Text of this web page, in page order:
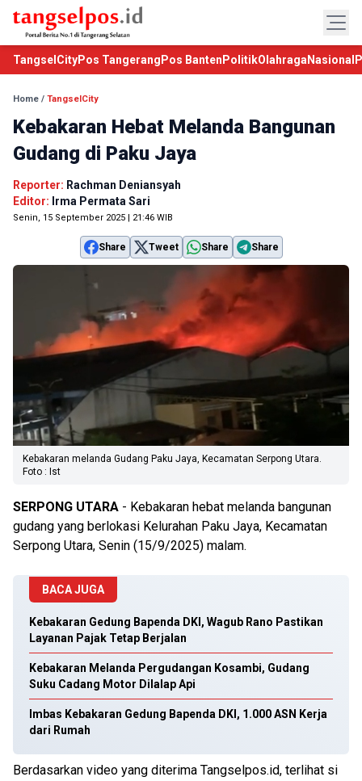
TangselCityPos Tangerang Pos Banten PolitikOlahraga Nasional
Home / TangselCity
Kebakaran Hebat Melanda Bangunan
Gudang di Paku Jaya
Reporter: Rachman Deniansyah
Editor: Irma Permata Sari
Senin, 15 September 2025 | 21:46 WIB
Share Tweet Share Share
Kebakaran melanda Gudang Paku Jaya, Kecamatan Serpong Utara.
Foto : Ist
SERPONG UTARA - Kebakaran hebat melanda bangunan
gudang yang berlokasi Kelurahan Paku Jaya, Kecamatan
Serpong Utara, Senin (15/9/2025) malam.
BACA JUGA
Kebakaran Gedung Bapenda DKI, Wagub Rano Pastikan
Layanan Pajak Tetap Berjalan
Kebakaran Melanda Pergudangan Kosambi, Gudang
Suku Cadang Motor Dilalap Api
Imbas Kebakaran Gedung Bapenda DKI, 1.000 ASN Kerja
dari Rumah
Berdasarkan video yang diterima Tangselpos.id, terlihat si